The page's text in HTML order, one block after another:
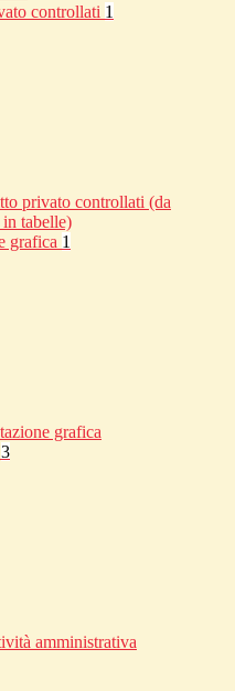
controllati 1
privato controllati (da
tabelle)
grafica 1
grafica
3
amministrativa